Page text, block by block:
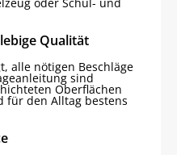
Qualität
alle nötigen Beschläge
sind
Oberflächen
für den Alltag bestens